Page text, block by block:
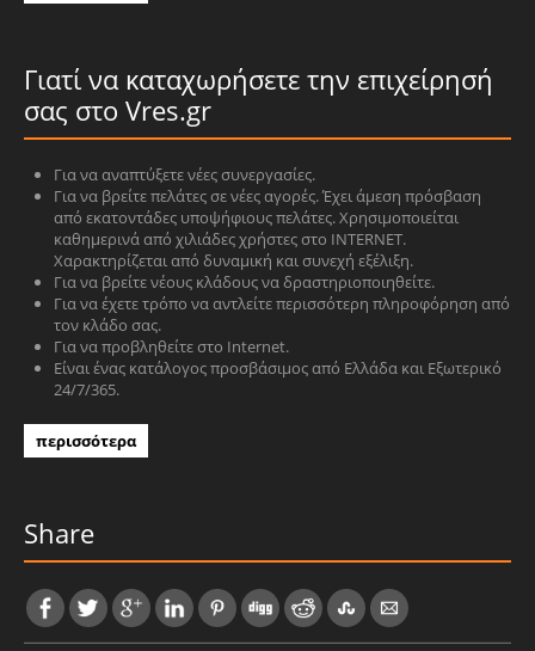
Γιατί να καταχωρήσετε την επιχείρησή
σας στο Vres.gr
Για να αναπτύξετε νέες συνεργασίες.
Για να βρείτε πελάτες σε νέες αγορές. Έχει άμεση πρόσβαση
από εκατοντάδες υποψήφιους πελάτες. Χρησιμοποιείται
καθημερινά από χιλιάδες χρήστες στο INTERNET.
Χαρακτηρίζεται από δυναμική και συνεχή εξέλιξη.
Για να βρείτε νέους κλάδους να δραστηριοποιηθείτε.
Για να έχετε τρόπο να αντλείτε περισσότερη πληροφόρηση από
τον κλάδο σας.
Για να προβληθείτε στο Internet.
Είναι ένας κατάλογος προσβάσιμος από Ελλάδα και Εξωτερικό
24/7/365.
περισσότερα
Share